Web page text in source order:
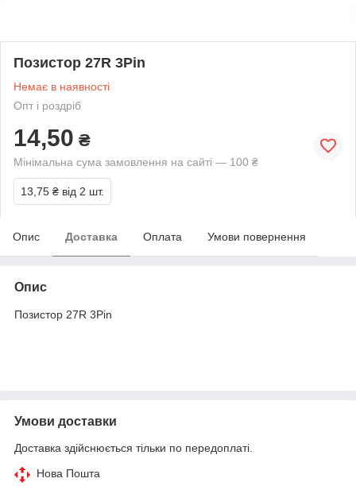
Позистор 27R 3Pin
Немає в наявності
Опт і роздріб
14,50 ₴
Мінімальна сума замовлення на сайті — 100 ₴
13,75 ₴ від 2 шт.
Опис Доставка Оплата Умови повернення
Опис
Позистор 27R 3Pin
Умови доставки
Доставка здійснюється тільки по передоплаті.
Нова Пошта